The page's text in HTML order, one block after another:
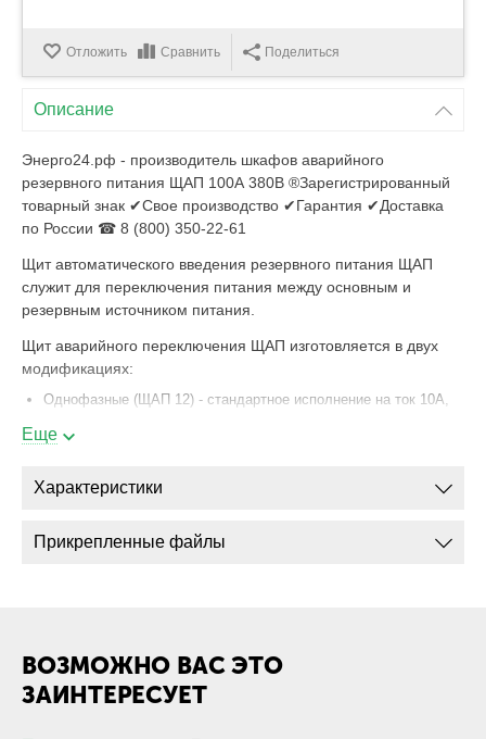
Отложить Сравнить Поделиться
Описание
Энерго24.рф - производитель шкафов аварийного
резервного питания ЩАП 100А 380В ®Зарегистрированный
товарный знак ✔Свое производство ✔Гарантия ✔Доставка
по России ☎ 8 (800) 350-22-61
Щит автоматического введения резервного питания ЩАП
служит для переключения питания между основным и
резервным источником питания.
Щит аварийного переключения ЩАП изготовляется в двух
модификациях:
Однофазные (ЩАП 12) - стандартное исполнение на ток 10А,
высокий ток;
это уже полноценное АВР с двумя трехфазными источниками
Защита нарушения чередования фаз;
Защита от перекоса фаз.
Еще
Характеристики
Прикрепленные файлы
ВОЗМОЖНО ВАС ЭТО
ЗАИНТЕРЕСУЕТ